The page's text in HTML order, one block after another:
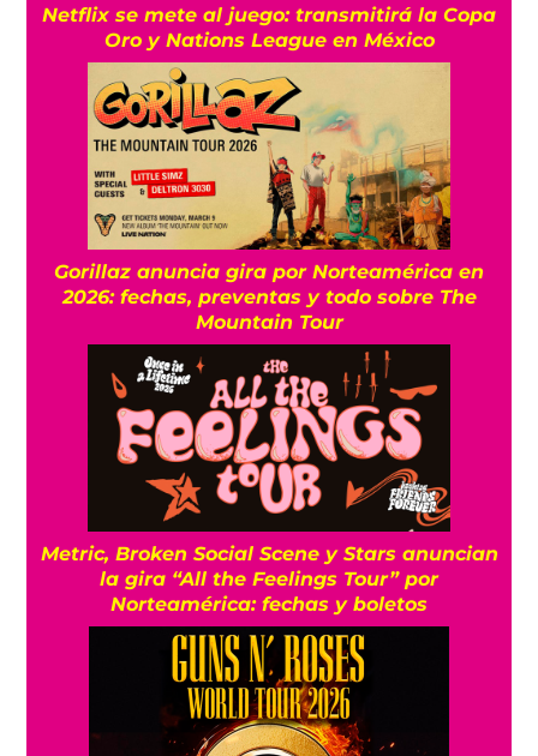
Netflix se mete al juego: transmitirá la Copa
Oro y Nations League en México
Gorillaz anuncia gira por Norteamérica en
2026: fechas, preventas y todo sobre The
Mountain Tour
Metric, Broken Social Scene y Stars anuncian
la gira “All the Feelings Tour” por
Norteamérica: fechas y boletos